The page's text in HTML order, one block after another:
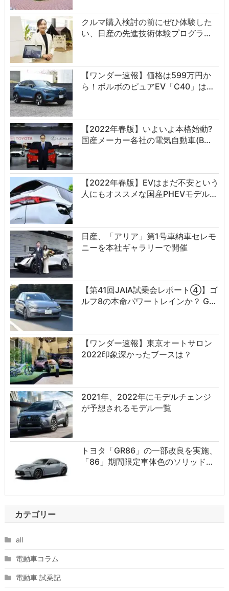
クルマ購入検討の前にぜひ体験した
い、日産の先進技術体験プログラ…
【ワンダー速報】価格は599万円か
ら！ボルボのピュアEV「C40」は…
【2022年春版】いよいよ本格始動?
国産メーカー各社の電気自動車(B…
【2022年春版】EVはまだ不安という
人にもオススメな国産PHEVモデル…
日産、「アリア」第1号車納車セレモ
ニーを本社ギャラリーで開催
【第41回JAIA試乗会レポート④】ゴ
ルフ8の本命パワートレインか？ G…
【ワンダー速報】東京オートサロン
2022印象深かったブースは？
2021年、2022年にモデルチェンジ
が予想されるモデル一覧
トヨタ「GR86」の一部改良を実施、
「86」期間限定車体色のソリッド…
カテゴリー
all
電動車コラム
電動車 試乗記